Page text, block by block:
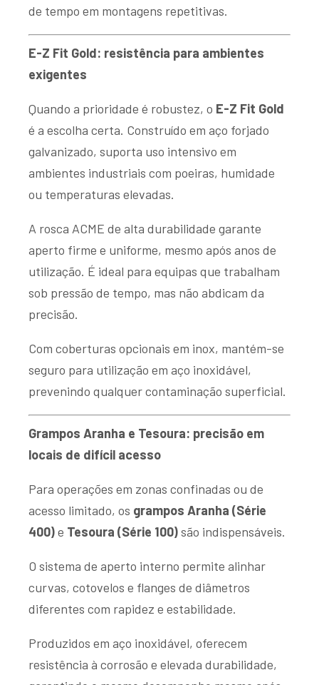
de tempo em montagens repetitivas.
E-Z Fit Gold: resistência para ambientes
exigentes
Quando a prioridade é robustez, o E-Z Fit Gold
é a escolha certa. Construído em aço forjado
galvanizado, suporta uso intensivo em
ambientes industriais com poeiras, humidade
ou temperaturas elevadas.
A rosca ACME de alta durabilidade garante
aperto firme e uniforme, mesmo após anos de
utilização. É ideal para equipas que trabalham
sob pressão de tempo, mas não abdicam da
precisão.
Com coberturas opcionais em inox, mantém-se
seguro para utilização em aço inoxidável,
prevenindo qualquer contaminação superficial.
Grampos Aranha e Tesoura: precisão em
locais de difícil acesso
Para operações em zonas confinadas ou de
acesso limitado, os grampos Aranha (Série
400)e Tesoura (Série 100)são indispensáveis.
O sistema de aperto interno permite alinhar
curvas, cotovelos e flanges de diâmetros
diferentes com rapidez e estabilidade.
Produzidos em aço inoxidável, oferecem
resistência à corrosão e elevada durabilidade,